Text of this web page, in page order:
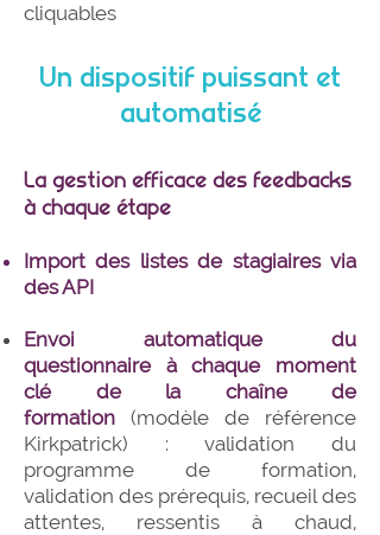
cliquables
Un dispositif puissant et
automatisé
La gestion efficace des feedbacks
à chaque étape
Import des listes de stagiaires via
des API
Envoi automatique du
questionnaire à chaque moment
clé de la chaîne de
formation (modèle de référence
Kirkpatrick) : validation du
programme de formation,
validation des prérequis, recueil des
attentes, ressentis à chaud,